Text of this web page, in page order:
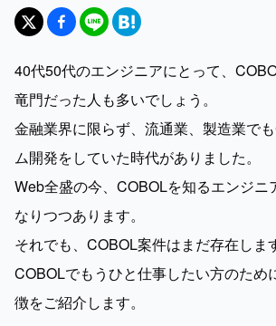
40代50代のエンジニアにとって、
竜門だった人も多いでしょう。
金融業界に限らず、流通業、製造業で
ム開発をしていた時代がありました。
Web全盛の今、COBOLを知るエンジニ
なりつつあります。
それでも、COBOL案件はまだ存在しま
COBOLでもうひと仕事したい方のため
徴をご紹介します。